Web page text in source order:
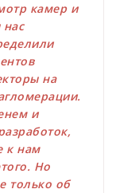
камер и
нас
на
и
к нам
Но
только об